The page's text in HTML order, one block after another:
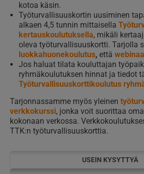
kotoa käsin.
Työturvallisuuskortin uusiminen
alkaen 4,5 tunnin mittaisella
kertauskoulutuksella, mikäli
oleva työturvallisuuskortti. Tarjolla
luokkahuonekoulutus, että
Jos haluat tilata kouluttajan
ryhmäkoulutuksen hinnat ja tiedot
Työturvallisuuskorttikoulutus
Tarjonnassamme myös yleinen
verkkokurssi, jonka voit suorittaa
kokonaan verkossa.
TTK:n työturvallisuuskorttia.
USEIN KYSYTTYÄ